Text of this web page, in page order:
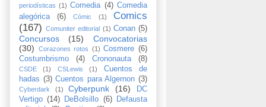
periodísticas (1) Comedia (4) Comedia
alegórica
(6) Cómic (1)
Comics
(167)
Comuniter editorial (1) Conan (5)
Concursos (15)
Convocatorias
(30)
Corazones rotos (1) Cosmere (6)
Costumbrismo
(4) Crononauta (8)
CSDE (1) CSLewis (1)
Cuentos de
hadas (3) Cuentos para Algernon (3)
Cyberdark (1) Cyberpunk (16)
DC
Vertigo (14) DeBolsillo (6)
Defausta